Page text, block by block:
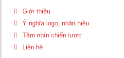
Giới thiệu
Ý nghĩa logo, nhãn hiệu
Tầm nhìn chiến lược
Liên hệ